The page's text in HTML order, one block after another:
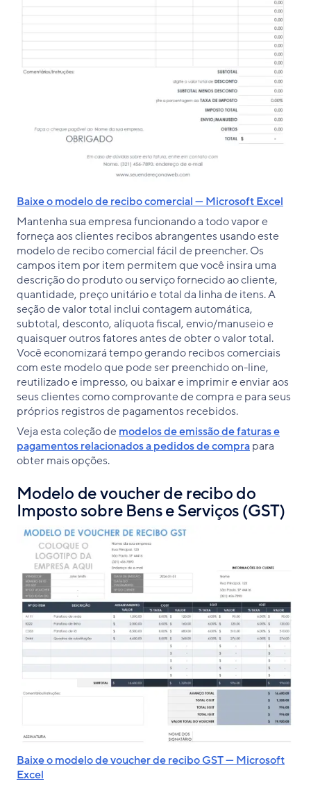
Baixe o modelo de recibo comercial — Microsoft Excel
Mantenha sua empresa funcionando a todo vapor e
forneça aos clientes recibos abrangentes usando este
modelo de recibo comercial fácil de preencher. Os
campos item por item permitem que você insira uma
descrição do produto ou serviço fornecido ao cliente,
quantidade, preço unitário e total da linha de itens. A
seção de valor total inclui contagem automática,
subtotal, desconto, alíquota fiscal, envio/manuseio e
quaisquer outros fatores antes de obter o valor total.
Você economizará tempo gerando recibos comerciais
com este modelo que pode ser preenchido on-line,
reutilizado e impresso, ou baixar e imprimir e enviar aos
seus clientes como comprovante de compra e para seus
próprios registros de pagamentos recebidos.
Veja esta coleção demodelos de emissão de faturas e
pagamentos relacionados a pedidos de comprapara
obter mais opções.
Modelo de voucher de recibo do
Imposto sobre Bens e Serviços (GST)
Baixe o modelo de voucher de recibo GST — Microsoft
Excel